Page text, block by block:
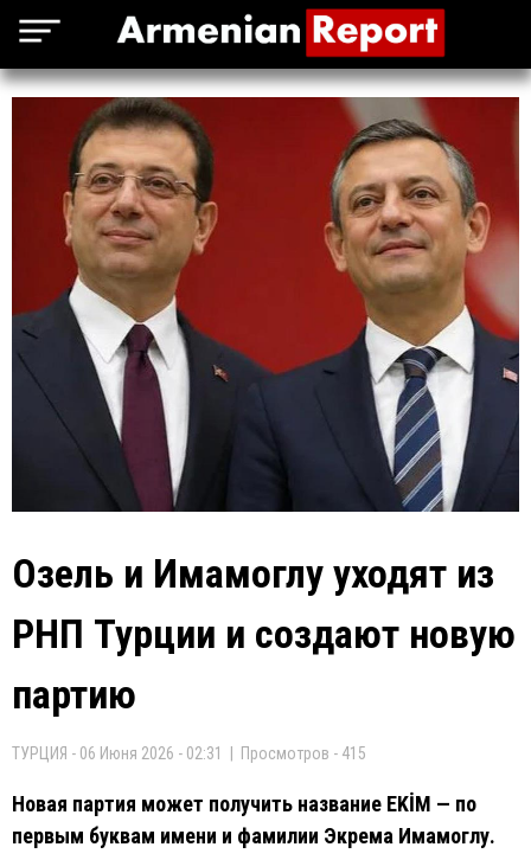
Озель и Имамоглу уходят из
РНП Турции и создают новую
партию
ТУРЦИЯ - 06 Июня 2026 - 02:31 | Просмотров - 415
Новая партия может получить название EKİM — по
первым буквам имени и фамилии Экрема Имамоглу.